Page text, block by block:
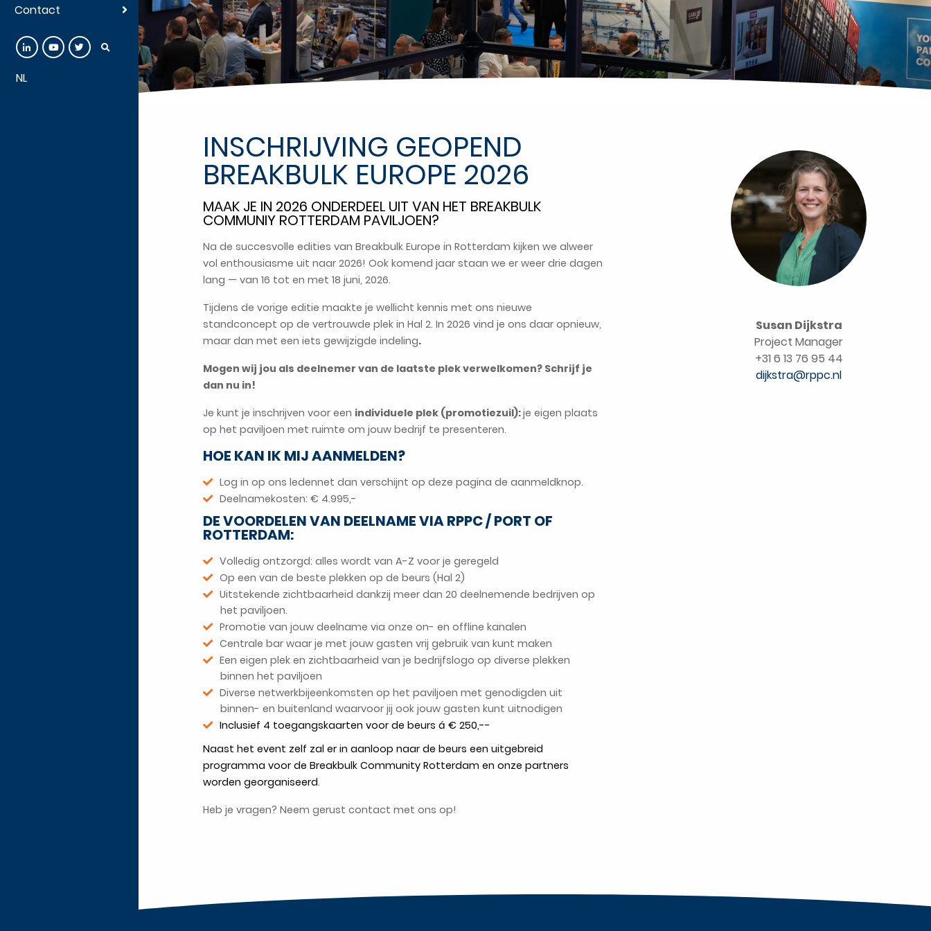
Contact
NL
INSCHRIJVING GEOPEND
BREAKBULK EUROPE 2026
MAAK JE IN 2026 ONDERDEEL UIT VAN HET BREAKBULK
COMMUNIY ROTTERDAM PAVILJOEN?
Na de succesvolle edities van Breakbulk Europe in Rotterdam kijken we alweer
vol enthousiasme uit naar 2026! Ook komend jaar staan we er weer drie dagen
lang — van 16 tot en met 18 juni, 2026.
Tijdens de vorige editie maakte je wellicht kennis met ons nieuwe
standconcept op de vertrouwde plek in Hal 2. In 2026 vind je ons daar opnieuw,
maar dan met een iets gewijzigde indeling.
Mogen wij jou als deelnemer van de laatste plek verwelkomen? Schrijf je
dan nu in!
Je kunt je inschrijven voor een individuele plek (promotiezuil):je eigen plaats
op het paviljoen met ruimte om jouw bedrijf te presenteren.
HOE KAN IK MIJ AANMELDEN?
Log in op ons ledennet dan verschijnt op deze pagina de aanmeldknop.
Deelnamekosten: € 4.995,-
DE VOORDELEN VAN DEELNAME VIA RPPC / PORT OF
ROTTERDAM:
Volledig ontzorgd: alles wordt van A-Z voor je geregeld
Op een van de beste plekken op de beurs (Hal 2)
Uitstekende zichtbaarheid dankzij meer dan 20 deelnemende bedrijven op
het paviljoen.
Promotie van jouw deelname via onze on- en offline kanalen
Centrale bar waar je met jouw gasten vrij gebruik van kunt maken
Een eigen plek en zichtbaarheid van je bedrijfslogo op diverse plekken
binnen het paviljoen
Diverse netwerkbijeenkomsten op het paviljoen met genodigden uit
binnen- en buitenland waarvoor jij ook jouw gasten kunt uitnodigen
Inclusief 4 toegangskaarten voor de beurs á € 250,--
Naast het event zelf zal er in aanloop naar de beurs een uitgebreid
programma voor de Breakbulk Community Rotterdam en onze partners
worden georganiseerd.
Heb je vragen? Neem gerust contact met ons op!
Susan Dijkstra
Project Manager
+31 6 13 76 95 44
dijkstra@rppc.nl